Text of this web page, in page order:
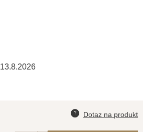
13.8.2026